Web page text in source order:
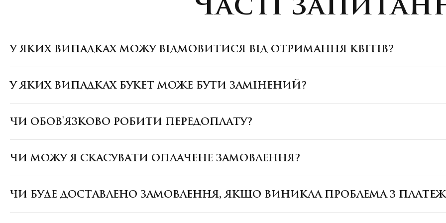
У ЯКИХ ВИПАДКАХ МОЖУ ВІДМОВИТИСЯ ВІД ОТРИМАННЯ КВІТІВ?
У ЯКИХ ВИПАДКАХ БУКЕТ МОЖЕ БУТИ ЗАМІНЕНИЙ?
ЧИ ОБОВ'ЯЗКОВО РОБИТИ ПЕРЕДОПЛАТУ?
ЧИ МОЖУ Я СКАСУВАТИ ОПЛАЧЕНЕ ЗАМОВЛЕННЯ?
ЧИ БУДЕ ДОСТАВЛЕНО ЗАМОВЛЕННЯ, ЯКЩО ВИНИКЛА ПРОБЛЕМА З